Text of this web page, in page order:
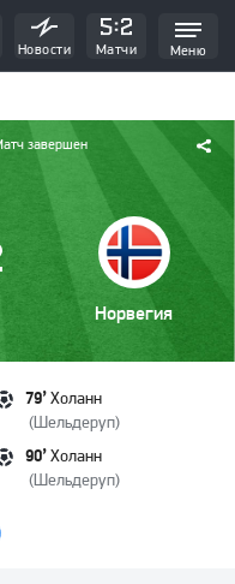
Новости Матчи Меню
завершен
Норвегия
Холанн
79’
(Шельдеруп)
Холанн
90’
(Шельдеруп)